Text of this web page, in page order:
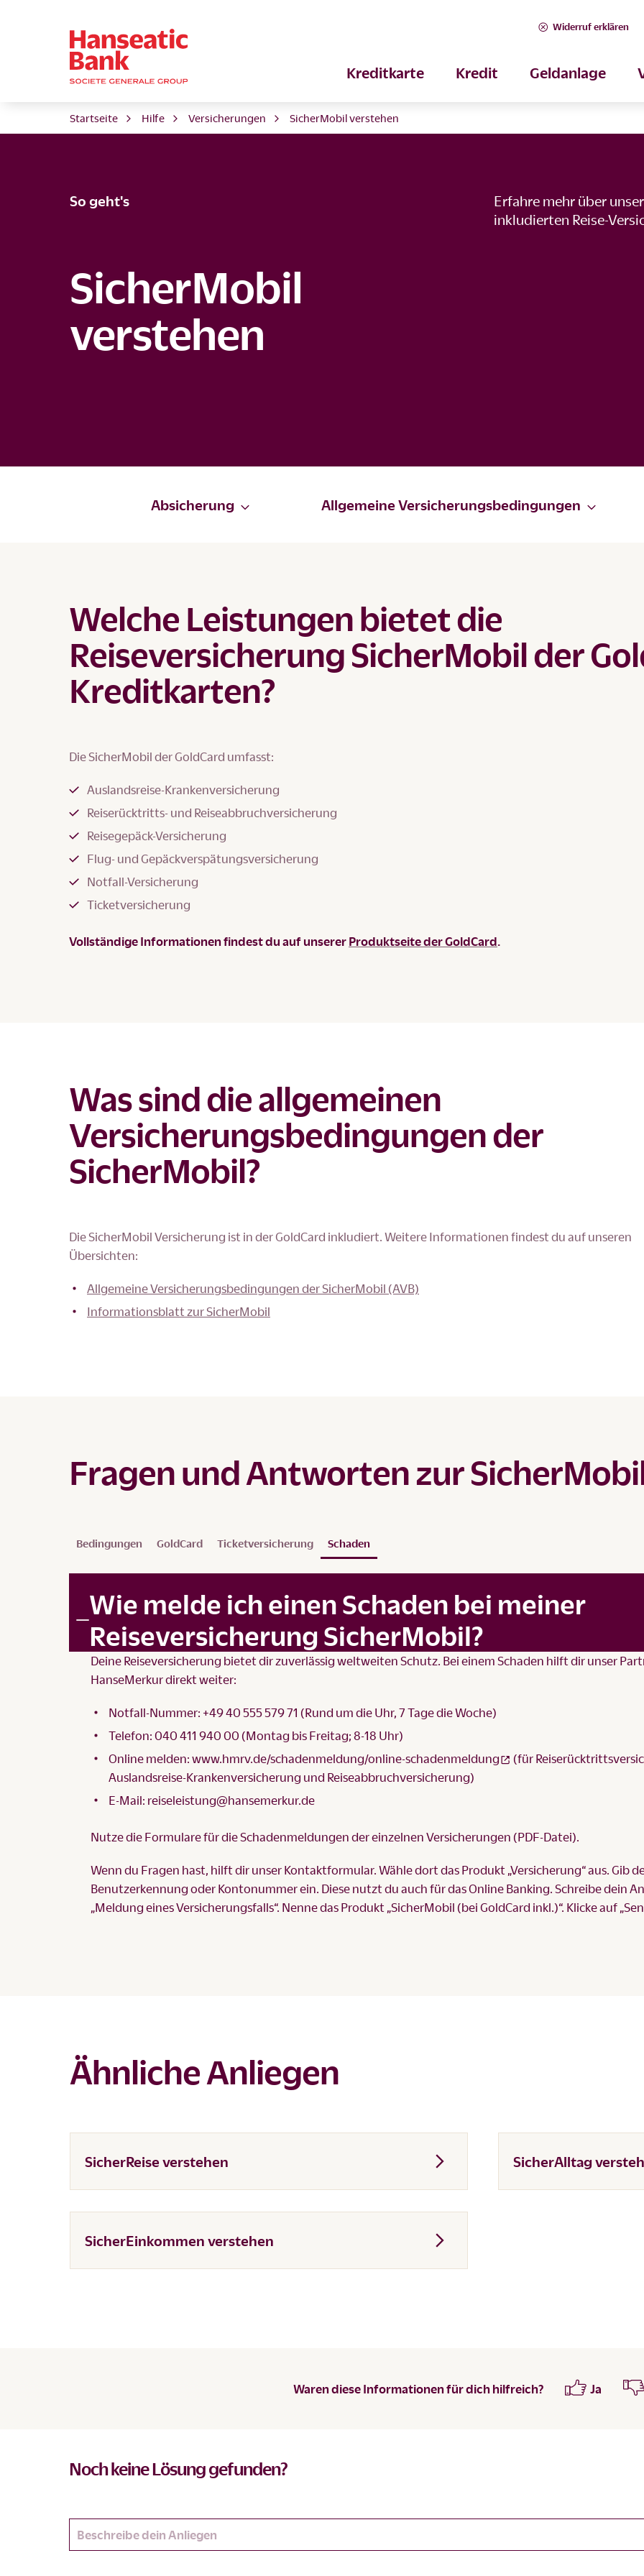
Widerruf erklären
Kreditkarte Kredit Geldanlage
Startseite Hilfe Versicherungen SicherMobil verstehen
So geht's
SicherMobil
verstehen
Erfahre mehr über
inkludierten Reise-
Absicherung Allgemeine Versicherungsbedingungen
Welche Leistungen bietet die
Reiseversicherung SicherMobil der
Kreditkarten?
Die SicherMobil der GoldCard umfasst:
Auslandsreise-Krankenversicherung
Reiserücktritts- und Reiseabbruchversicherung
Reisegepäck-Versicherung
Flug- und Gepäckverspätungsversicherung
Notfall-Versicherung
Ticketversicherung
Vollständige Informationen findest du auf unserer Produktseite der GoldCard.
Was sind die allgemeinen
Versicherungsbedingungen der
SicherMobil?
Die SicherMobil Versicherung ist in der GoldCard inkludiert. Weitere Informationen findest du auf unseren
Übersichten:
Allgemeine Versicherungsbedingungen der SicherMobil (AVB)
Informationsblatt zur SicherMobil
Fragen und Antworten zur
Bedingungen GoldCard Ticketversicherung Schaden
Wie melde ich einen Schaden bei meiner
Reiseversicherung SicherMobil?
Deine Reiseversicherung bietet dir zuverlässig weltweiten Schutz. Bei einem Schaden hilft dir unser
HanseMerkur direkt weiter:
Notfall-Nummer: +49 40 555 579 71 (Rund um die Uhr, 7 Tage die Woche)
Telefon: 040 411 940 00 (Montag bis Freitag; 8-18 Uhr)
Online melden: www.hmrv.de/schadenmeldung/online-schadenmeldung
(für
Auslandsreise-Krankenversicherung und Reiseabbruchversicherung)
E-Mail: reiseleistung@hansemerkur.de
Nutze die Formulare für die Schadenmeldungen der einzelnen Versicherungen (PDF-Datei).
Wenn du Fragen hast, hilft dir unser Kontaktformular. Wähle dort das Produkt „Versicherung“ aus. Gib
Benutzerkennung oder Kontonummer ein. Diese nutzt du auch für das Online Banking. Schreibe dein
„Meldung eines Versicherungsfalls“. Nenne das Produkt „SicherMobil (bei GoldCard inkl.)“. Klicke auf
Ähnliche Anliegen
SicherReise verstehen SicherAlltag
SicherEinkommen verstehen
Waren diese Informationen für dich hilfreich? Ja
Noch keine Lösung gefunden?